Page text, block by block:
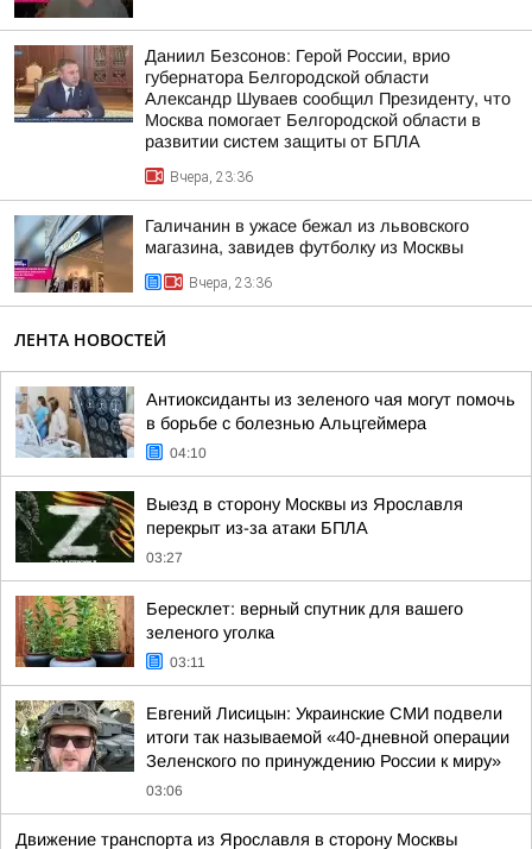
Даниил Безсонов: Герой России, врио
губернатора Белгородской области
Александр Шуваев сообщил Президенту, что
Москва помогает Белгородской области в
развитии систем защиты от БПЛА
Вчера, 23:36
Галичанин в ужасе бежал из львовского
магазина, завидев футболку из Москвы
Вчера, 23:36
ЛЕНТА НОВОСТЕЙ
Антиоксиданты из зеленого чая могут помочь
в борьбе с болезнью Альцгеймера
04:10
Выезд в сторону Москвы из Ярославля
перекрыт из-за атаки БПЛА
03:27
Бересклет: верный спутник для вашего
зеленого уголка
03:11
Евгений Лисицын: Украинские СМИ подвели
итоги так называемой «40-дневной операции
Зеленского по принуждению России к миру»
03:06
Движение транспорта из Ярославля в сторону Москвы